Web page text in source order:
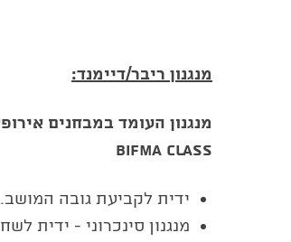
מנגנון ריבר/דיימנד:
מנגנון העומד במבחנים
BIFMA CLASS
ידית לקביעת גובה המושב.
מנגנון סינכרוני - ידית